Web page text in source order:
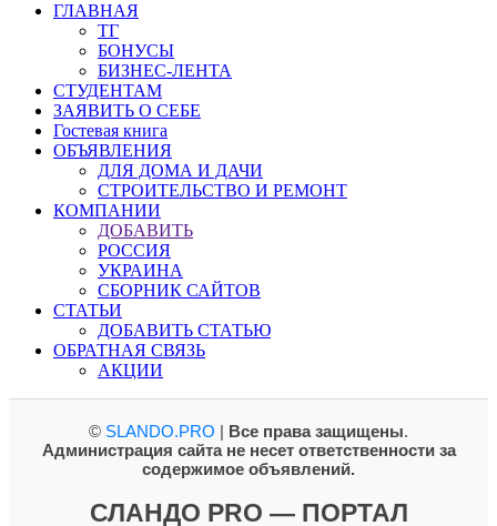
ГЛАВНАЯ
ТГ
БОНУСЫ
БИЗНЕС-ЛЕНТА
СТУДЕНТАМ
ЗАЯВИТЬ О СЕБЕ
Гостевая книга
ОБЪЯВЛЕНИЯ
ДЛЯ ДОМА И ДАЧИ
СТРОИТЕЛЬСТВО И РЕМОНТ
КОМПАНИИ
ДОБАВИТЬ
РОССИЯ
УКРАИНА
СБОРНИК САЙТОВ
СТАТЬИ
ДОБАВИТЬ СТАТЬЮ
ОБРАТНАЯ СВЯЗЬ
АКЦИИ
© SLANDO.PRO | Все права защищены.
Администрация сайта не несет ответственности за
содержимое объявлений.
СЛАНДО PRO — ПОРТАЛ